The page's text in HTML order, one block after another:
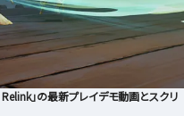
Relink」の最新プレイデモ動画とスクリ